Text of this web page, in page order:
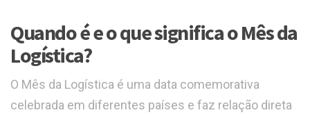
Quando é e o que significa o Mês da
Logística?
O Mês da Logística é uma data comemorativa
celebrada em diferentes países e faz relação direta